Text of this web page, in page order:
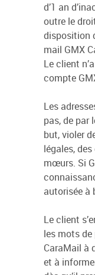
d’1 an
outre le
disposition
mail GMX
Le client
compte
Les
pas, de par
but, violer
légales,
mœurs. Si
autorisée à
Le client
les mots de
CaraMail à
et à